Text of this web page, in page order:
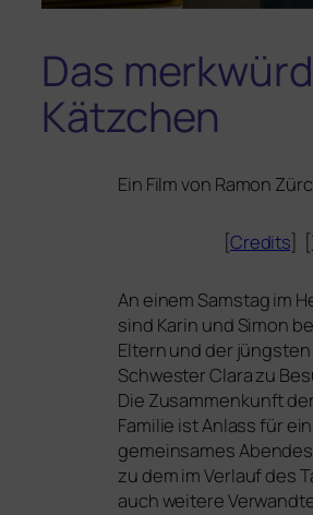
Das
Kätzchen
Ein Film von Ramon
[Credits] [
An einem Samstag im
sind Karin und Simon
Eltern und der jüngs­ten
Schwester Clara zu
Die Zusammenkunft der
Familie ist Anlass für ein
gemein­sa­mes
zu dem im Verlauf des
auch wei­te­re